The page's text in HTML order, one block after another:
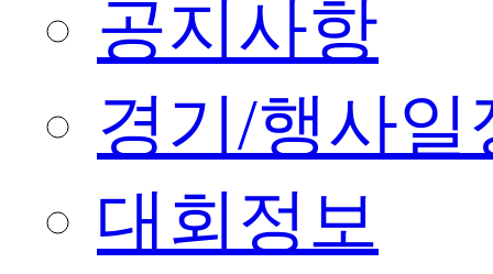
공지사항
경기/행사일
대회정보